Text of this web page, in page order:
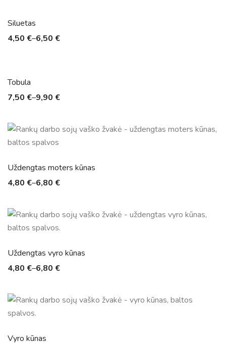
Siluetas
4,50 €–6,50 €
Tobula
7,50 €–9,90 €
Uždengtas moters kūnas
4,80 €–6,80 €
Uždengtas vyro kūnas
4,80 €–6,80 €
Vyro kūnas